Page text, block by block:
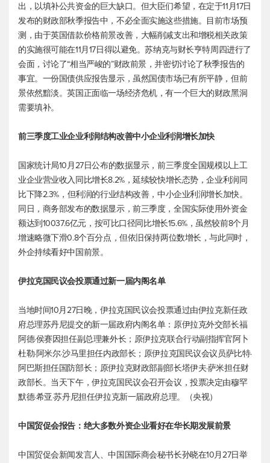
出，以填补公共资金的巨大缺口。但大臣们希望，在定于11月17日
发布的财政部秋季报告中，不必全面实施这些措施。目前市场预
测，由于英国借款价格前景改善，大幅削减支出和增税相关政策
的实施很可能在11月17日得以避免。苏纳克与财长亨特周四进行了
会面，讨论了“相当严峻的”财政前景，并密切讨论了秋季报告的
事宜。一份国债供应报告显示，虽然国债市场已有所平静，但前
景依然黯淡。英国正面临一场经济危机，有一个巨大的财政黑洞
需要填补。
前三季度工业企业利润结构改善中小企业利润增长加快
国家统计局10月27日公布的数据显示，前三季度全国规模以上工
业企业营业收入同比增长8.2%，延续较快增长态势，企业利润同
比下降2.3%，但利润的行业结构改善，中小企业利润增长加快。
同日，商务部发布的数据显示，前三季度，全国实际使用外资金
额达到10037.6亿元，按可比口径同比增长15.6%，虽然较前8个月
增速略微下滑0.8个百分点，但依旧保持两位数增长，与此同时，
外企持续看好中国前景。
伊拉克国民议会投票通过新一届内阁名单
当地时间10月27日晚，伊拉克国民议会投票通过由伊拉克新任政
府总理苏丹尼提交的新一届政府内阁名单：原伊拉克外交部长福
阿德·侯赛因担任副总理兼外长；原伊拉克联合行动副指挥官阿卜
杜勒·阿米尔·沙马里担任内政部长；原伊拉克国民议会议员萨比特·
阿巴斯担任国防部长；原伊拉克财政部副部长塔伊夫·萨米担任财
政部长。当天下午，伊拉克国民议会召开会议，投票决定由穆罕
默德·希亚·苏丹尼担任伊拉克新一届政府总理。（央视）
中国贸促会报告：绝大多数外资企业看好在华长期发展前景
中国贸促会新闻发言人、中国国际商会秘书长孙晓在10月27日举